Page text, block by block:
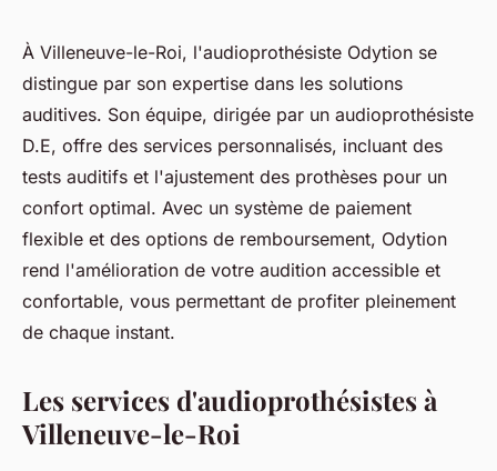
Audioprothésiste à villeneuve-
le-roi : vos solutions auditives
fabienne•8 avril 2025•6 min de lecture
À Villeneuve-le-Roi, l'audioprothésiste Odytion se
distingue par son expertise dans les solutions
auditives. Son équipe, dirigée par un audioprothésiste
D.E, offre des services personnalisés, incluant des
tests auditifs et l'ajustement des prothèses pour un
confort optimal. Avec un système de paiement
flexible et des options de remboursement, Odytion
rend l'amélioration de votre audition accessible et
confortable, vous permettant de profiter pleinement
de chaque instant.
Les services d'audioprothésistes à
Villeneuve-le-Roi